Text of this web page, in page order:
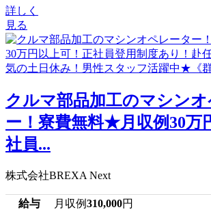
詳しく
見る
クルマ部品加工のマシンオ
ー！寮費無料★月収例30万
社員...
株式会社BREXA Next
給与 月収例310,000円